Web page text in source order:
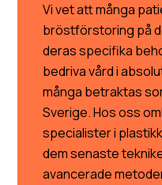
Vi vet att många
bröstförstoring på
deras specifika
bedriva vård i
många betraktas
Sverige. Hos oss
specialister i
dem senaste
avancerade